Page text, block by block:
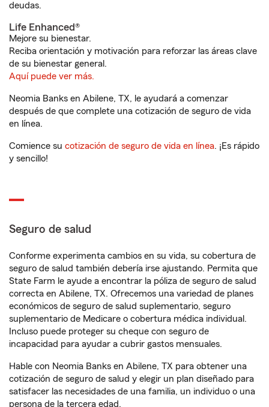
deudas.
Life Enhanced®
Mejore su bienestar.
Reciba orientación y motivación para reforzar las áreas clave
de su bienestar general.
Aquí puede ver más.
Neomia Banks en Abilene, TX, le ayudará a comenzar
después de que complete una cotización de seguro de vida
en línea.
Comience su cotización de seguro de vida en línea. ¡Es rápido
y sencillo!
Seguro de salud
Conforme experimenta cambios en su vida, su cobertura de
seguro de salud también debería irse ajustando. Permita que
State Farm le ayude a encontrar la póliza de seguro de salud
correcta en Abilene, TX. Ofrecemos una variedad de planes
económicos de seguro de salud suplementario, seguro
suplementario de Medicare o cobertura médica individual.
Incluso puede proteger su cheque con seguro de
incapacidad para ayudar a cubrir gastos mensuales.
Hable con Neomia Banks en Abilene, TX para obtener una
cotización de seguro de salud y elegir un plan diseñado para
satisfacer las necesidades de una familia, un individuo o una
persona de la tercera edad.